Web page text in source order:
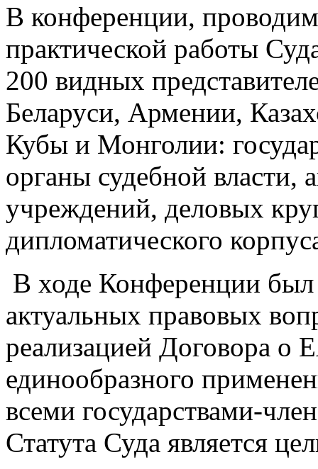
В конференции,
практической работы
200 видных
Беларуси, Армении,
Кубы и Монголии:
органы судебной власти,
учреждений, деловых
дипломатического
В ходе Конференции
актуальных правовых
реализацией Договора о
единообразного
всеми государствами-
Статута Суда является